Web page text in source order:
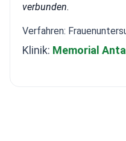
verbunden.
Verfahren:
Klinik: Memorial